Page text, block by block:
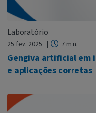
Laboratório
25 fev. 2025 7 min.
Gengiva artificial em
e aplicações corretas